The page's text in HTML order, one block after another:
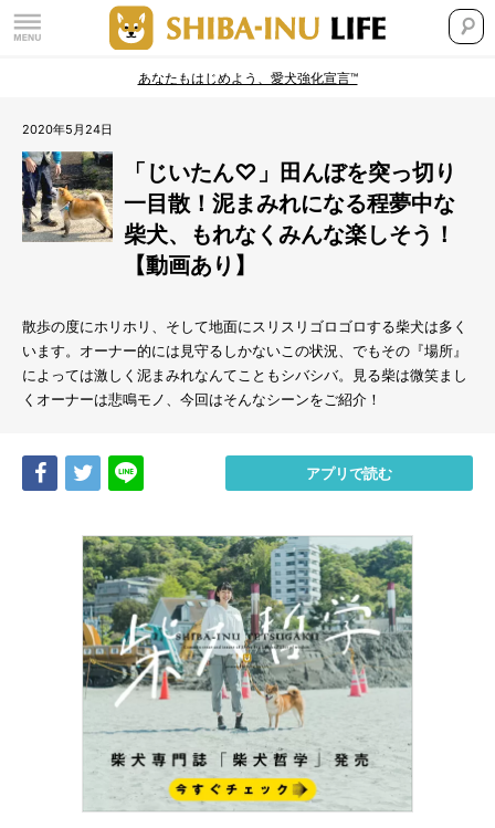
あなたもはじめよう、愛犬強化宣言™
2020年5月24日
「じいたん♡」田んぼを突っ切り
一目散！泥まみれになる程夢中な
柴犬、もれなくみんな楽しそう！
【動画あり】
散歩の度にホリホリ、そして地面にスリスリゴロゴロする柴犬は多く
います。オーナー的には見守るしかないこの状況、でもその『場所』
によっては激しく泥まみれなんてこともシバシバ。見る柴は微笑まし
くオーナーは悲鳴モノ、今回はそんなシーンをご紹介！
Share Tweet アプリで読む